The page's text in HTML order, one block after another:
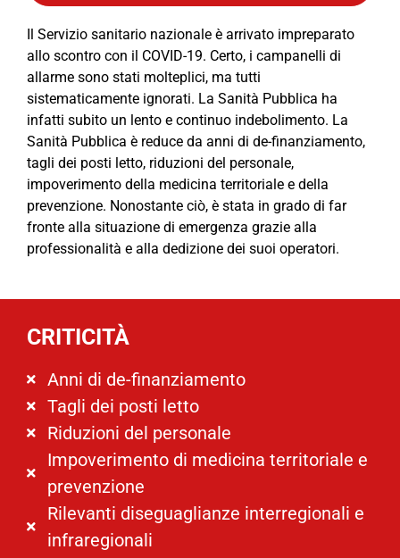
Il Servizio sanitario nazionale è arrivato impreparato
allo scontro con il COVID-19. Certo, i campanelli di
allarme sono stati molteplici, ma tutti
sistematicamente ignorati. La Sanità Pubblica ha
infatti subito un lento e continuo indebolimento. La
Sanità Pubblica è reduce da anni di de-finanziamento,
tagli dei posti letto, riduzioni del personale,
impoverimento della medicina territoriale e della
prevenzione. Nonostante ciò, è stata in grado di far
fronte alla situazione di emergenza grazie alla
professionalità e alla dedizione dei suoi operatori.
CRITICITÀ
Anni di de-finanziamento
Tagli dei posti letto
Riduzioni del personale
Impoverimento di medicina territoriale e
prevenzione
Rilevanti diseguaglianze interregionali e
infraregionali